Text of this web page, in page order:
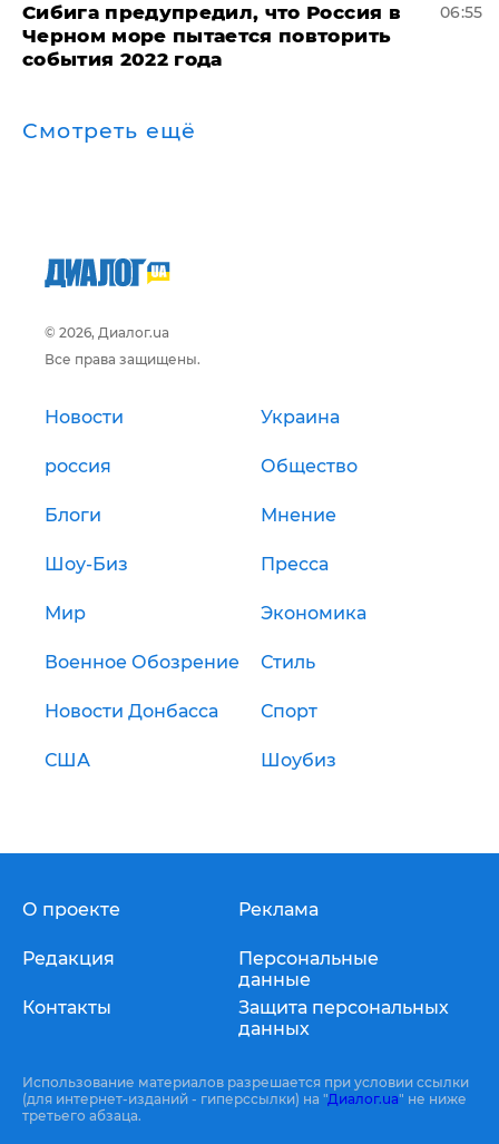
Сибига предупредил, что Россия в
Черном море пытается повторить
события 2022 года
06:55
Смотреть ещё
© 2026, Диалог.ua
Все права защищены.
Новости Украина
россия Общество
Блоги Мнение
Шоу-Биз Пресса
Мир Экономика
Военное Обозрение Стиль
Новости Донбасса Спорт
США Шоубиз
О проекте
Редакция
Контакты
Реклама
Персональные
данные
Защита персональных
данных
Использование материалов разрешается при условии ссылки
(для интернет-изданий - гиперссылки) на "Диалог.ua" не ниже
третьего абзаца.